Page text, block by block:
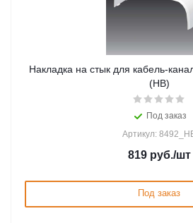
Накладка на стык для кабель-
(HB)
Под заказ
Артикул:
819руб./шт
Под заказ